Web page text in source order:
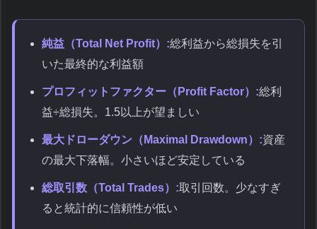
純益（Total Net Profit）:総利益から総損失を引
いた最終的な利益額
プロフィットファクター（Profit Factor）:総利
益÷総損失。1.5以上が望ましい
最大ドローダウン（Maximal Drawdown）:資産
の最大下落幅。小さいほど安定している
総取引数（Total Trades）:取引回数。少なすぎ
ると統計的に信頼性が低い